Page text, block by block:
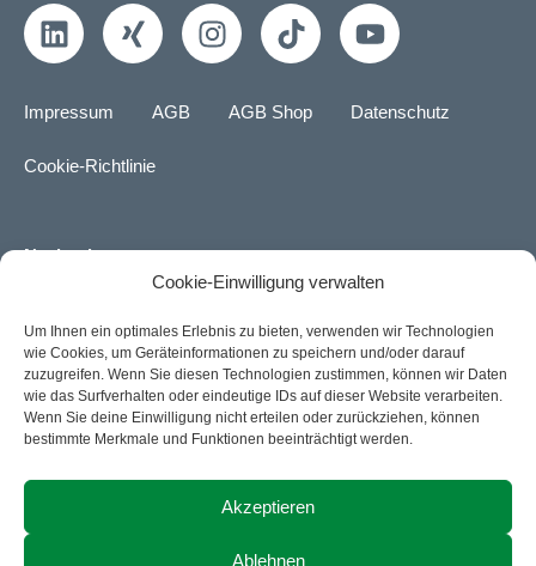
Cookie-Einwilligung verwalten
Um Ihnen ein optimales Erlebnis zu bieten, verwenden wir Technologien
wie Cookies, um Geräteinformationen zu speichern und/oder darauf
zuzugreifen. Wenn Sie diesen Technologien zustimmen, können wir Daten
wie das Surfverhalten oder eindeutige IDs auf dieser Website verarbeiten.
Wenn Sie deine Einwilligung nicht erteilen oder zurückziehen, können
bestimmte Merkmale und Funktionen beeinträchtigt werden.
Akzeptieren
Ablehnen
L
i
k
d
X
i
I
n
m
T
i
t
Y
o
t
Impressum AGB AGB Shop Datenschutz
Cookie-Richtlinie
Navigation
Karriere
News